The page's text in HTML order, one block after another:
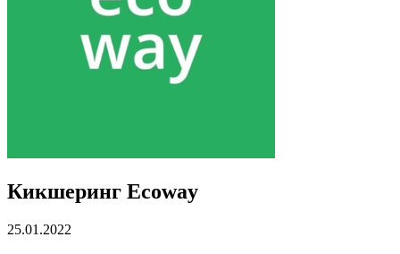
Кикшеринг Ecoway
25.01.2022